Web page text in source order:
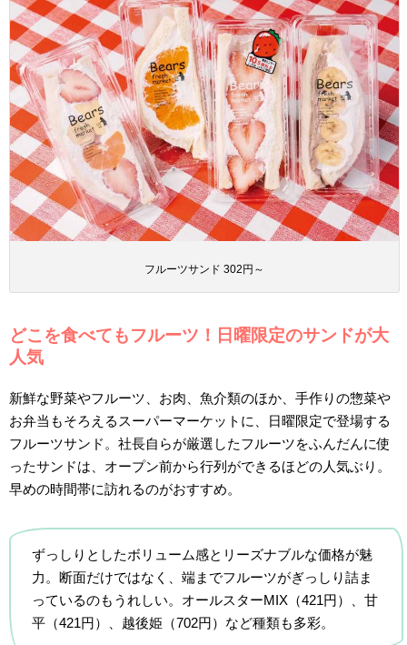
フルーツサンド 302円～
どこを食べてもフルーツ！日曜限定のサンドが大
人気
新鮮な野菜やフルーツ、お肉、魚介類のほか、手作りの惣菜や
お弁当もそろえるスーパーマーケットに、日曜限定で登場する
フルーツサンド。社長自らが厳選したフルーツをふんだんに使
ったサンドは、オープン前から行列ができるほどの人気ぶり。
早めの時間帯に訪れるのがおすすめ。
ずっしりとしたボリューム感とリーズナブルな価格が魅
力。断面だけではなく、端までフルーツがぎっしり詰ま
っているのもうれしい。オールスターMIX（421円）、甘
平（421円）、越後姫（702円）など種類も多彩。